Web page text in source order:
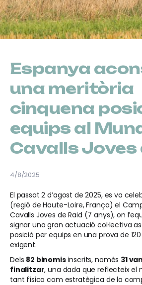
Espanya
una meritòria
cinquena
equips al
Cavalls Joves
4/8/2025
El passat 2 d’agost de 2025, es va
(regió de Haute-Loire, França) el
Cavalls Joves de Raid (7 anys), on
signar una gran actuació col·lectiva
posició per equips en una prova de
exigent.
Dels 82 binomisinscrits, només 31
finalitzar, una dada que reflecteix el
tant física com estratègica de la